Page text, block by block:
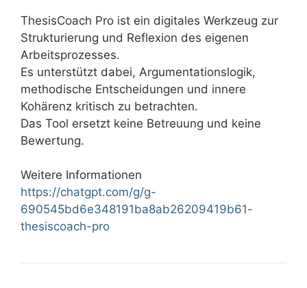
ThesisCoach Pro ist ein digitales Werkzeug zur
Strukturierung und Reflexion des eigenen
Arbeitsprozesses.
Es unterstützt dabei, Argumentationslogik,
methodische Entscheidungen und innere
Kohärenz kritisch zu betrachten.
Das Tool ersetzt keine Betreuung und keine
Bewertung.
Weitere Informationen
https://chatgpt.com/g/g-
690545bd6e348191ba8ab26209419b61-
thesiscoach-pro